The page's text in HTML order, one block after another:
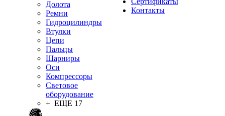
Долота
Ремни
Гидроцилиндры
Втулки
Цепи
Пальцы
Шарниры
Оси
Компрессоры
Световое
оборудование
+ ЕЩЕ 17
Контакты